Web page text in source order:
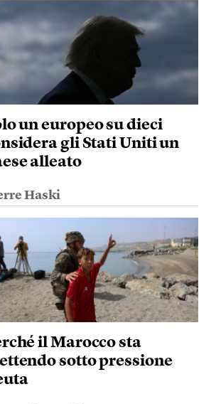
un europeo su dieci
gli Stati Uniti un
alleato
Haski
il Marocco sta
sotto pressione